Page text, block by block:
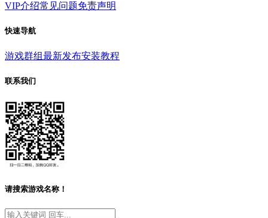
VIP介绍常见问题免责声明
快速导航
游戏群组最新发布安装教程
联系我们
请搜索游戏名称！